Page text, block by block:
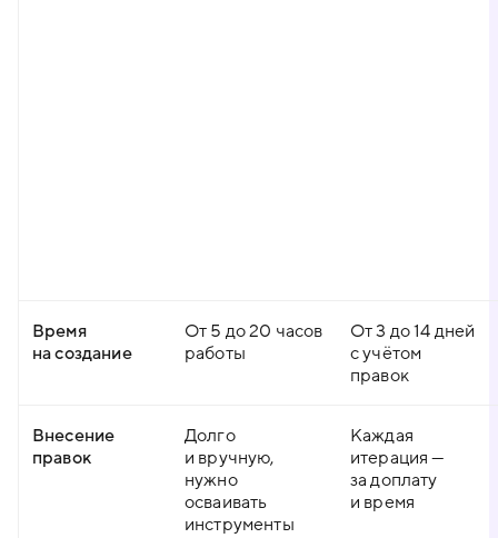
Время
на создание
От 5 до 20 часов
работы
От 3 до 14 дней
с учётом
правок
Внесение
правок
Долго
и вручную,
нужно
осваивать
инструменты
Каждая
итерация —
за доплату
и время